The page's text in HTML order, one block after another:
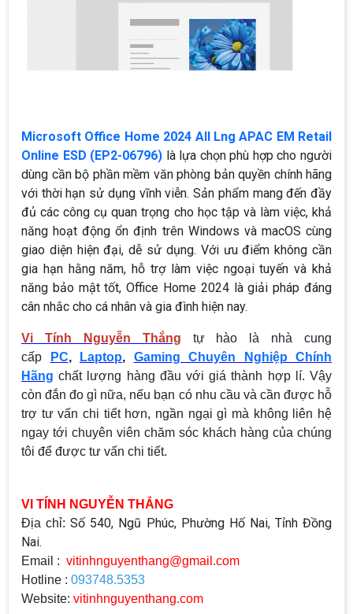
Microsoft Office Home 2024 All Lng APAC EM Retail
Online ESD (EP2-06796) là lựa chọn phù hợp cho người
dùng cần bộ phần mềm văn phòng bản quyền chính hãng
với thời hạn sử dụng vĩnh viễn. Sản phẩm mang đến đầy
đủ các công cụ quan trọng cho học tập và làm việc, khả
năng hoạt động ổn định trên Windows và macOS cùng
giao diện hiện đại, dễ sử dụng. Với ưu điểm không cần
gia hạn hằng năm, hỗ trợ làm việc ngoại tuyến và khả
năng bảo mật tốt, Office Home 2024 là giải pháp đáng
cân nhắc cho cá nhân và gia đình hiện nay.
Vi Tính Nguyễn Thắng tự hào là nhà cung
cấp
PC, Laptop, Gaming Chuyên Nghiệp Chính
Hãng chất lượng hàng đầu với giá thành hợp lí. Vậy
còn đắn đo gì nữa, nếu bạn có nhu cầu và cần được hỗ
trợ tư vấn chi tiết hơn, ngần ngại gì mà không liên hệ
ngay tới chuyên viên chăm sóc khách hàng của chúng
tôi để được tư vấn chi tiết.
VI TÍNH NGUYỄN THẮNG
Địa chỉ:Số 540, Ngũ Phúc, Phường Hố Nai, Tỉnh Đồng
Nai.
Email : vitinhnguyenthang@gmail.com
Hotline : 093748.5353
Website: vitinhnguyenthang.com